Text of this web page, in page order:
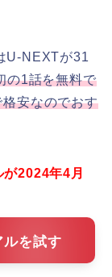
U-NEXTが31
の1話を無料で
安なのでおす
が2024年4月
を試す